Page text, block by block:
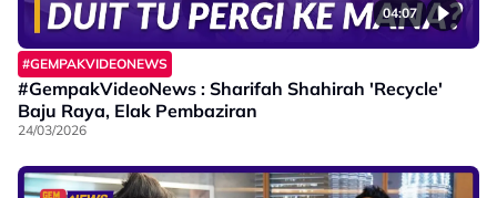
04:07
#GEMPAKVIDEONEWS
#GempakVideoNews : Sharifah Shahirah 'Recycle'
Baju Raya, Elak Pembaziran
24/03/2026